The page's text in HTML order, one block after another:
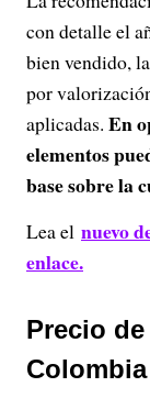
con detalle el
bien vendido,
por
aplicadas. En
elementos
base sobre la
Lea el nuevo
enlace.
Precio